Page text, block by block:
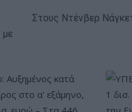
Στους Ντένβερ